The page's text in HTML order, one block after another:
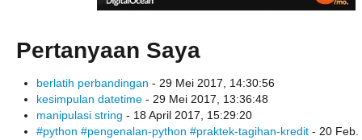
Pertanyaan Saya
berlatih perbandingan - 29 Mei 2017, 14:30:56
kesimpulan datetime - 29 Mei 2017, 13:36:48
manipulasi string - 18 April 2017, 15:29:20
#python #pengenalan-python #praktek-tagihan-kredit - 20 Feb.